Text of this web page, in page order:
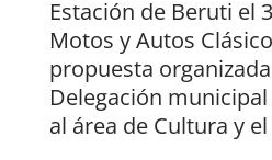
Estación de Beruti el
Motos y Autos
propuesta
Delegación
al área de Cultura y